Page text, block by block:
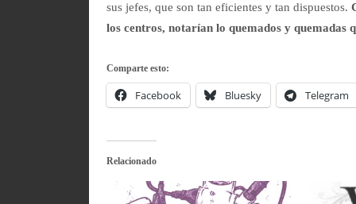
sus jefes, que son tan eficientes y tan dispuestos.
los centros, notarían lo quemados y quemadas
Comparte esto:
Facebook Bluesky Telegram
Relacionado